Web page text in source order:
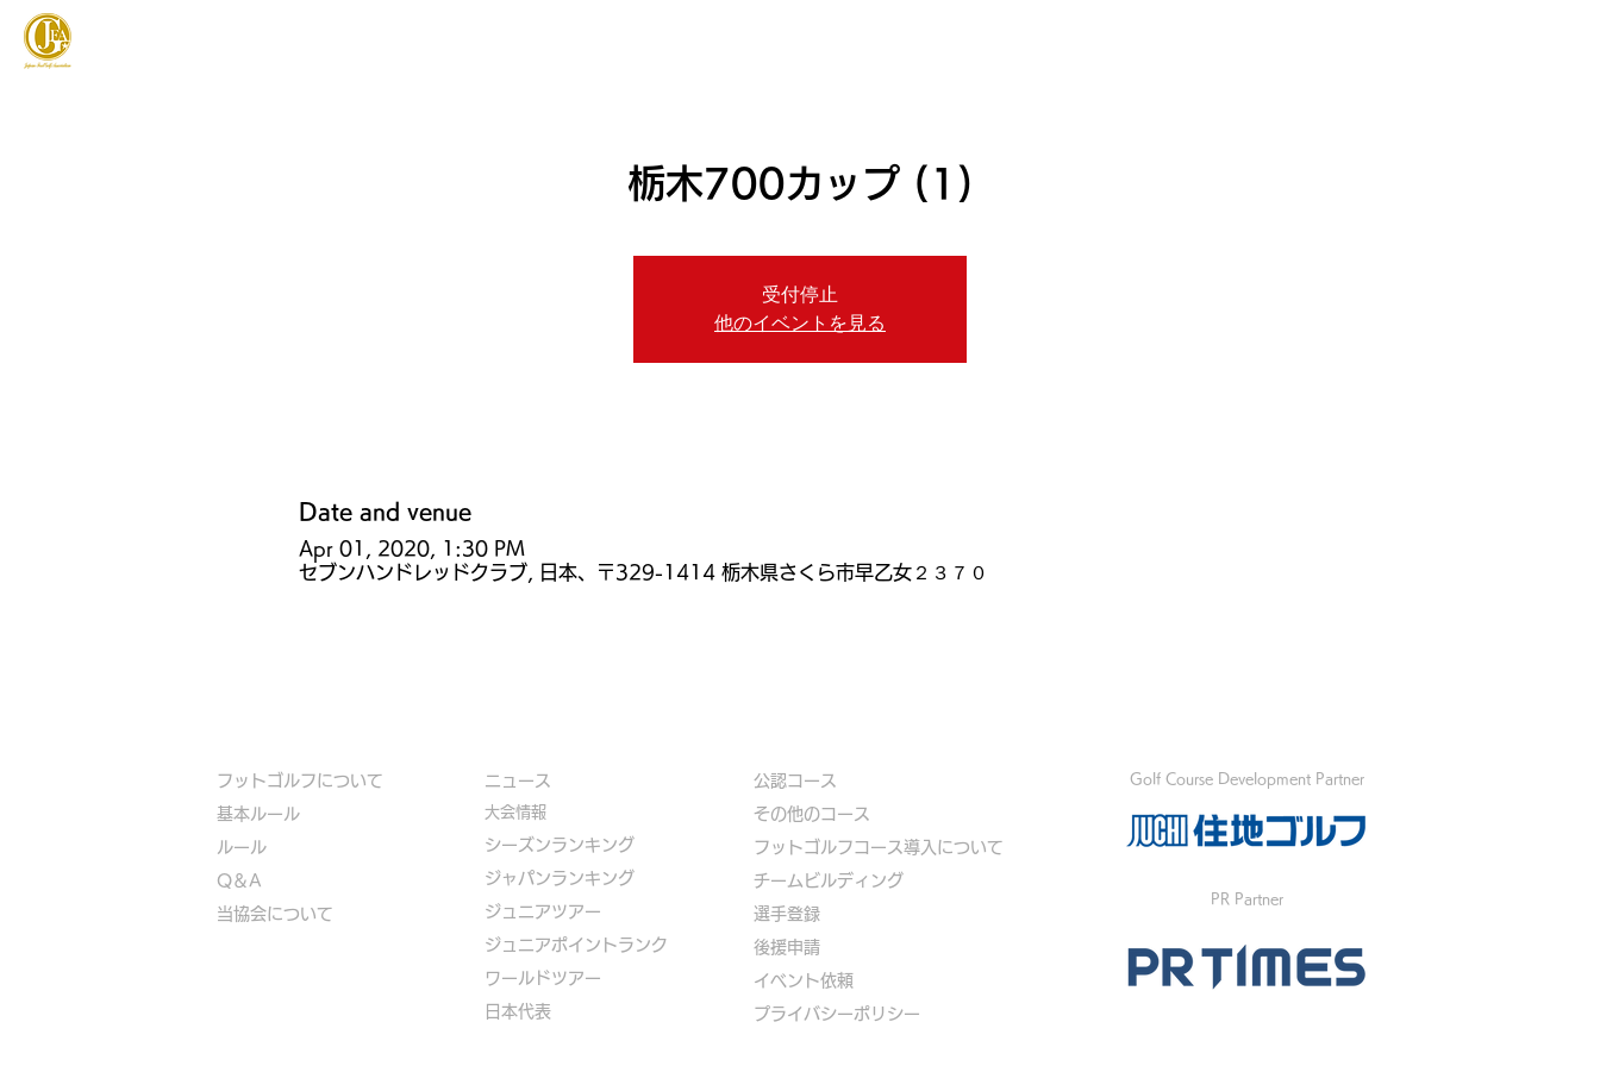
栃木700カップ (1)
受付停止
他のイベントを見る
Date and venue
Apr 01, 2020, 1:30 PM
セブンハンドレッドクラブ, 日本、〒329-1414 栃木県さくら市早乙女２３７０
フットゴルフについて
基本ルール
ルール
Q＆A
​当協会について
​ニュース
大会情報
シーズンランキング
ジャパンランキング
ジュニアツアー
ジュニアポイントランク
​ワールドツアー
​​日本代表
公認コース
​その他のコース
​ フットゴルフコース導入について
​チームビルディング
選手登録​
​後援申請
​イベント依頼
プライバシーポリシー
Golf Course Development Partner
PR Partner